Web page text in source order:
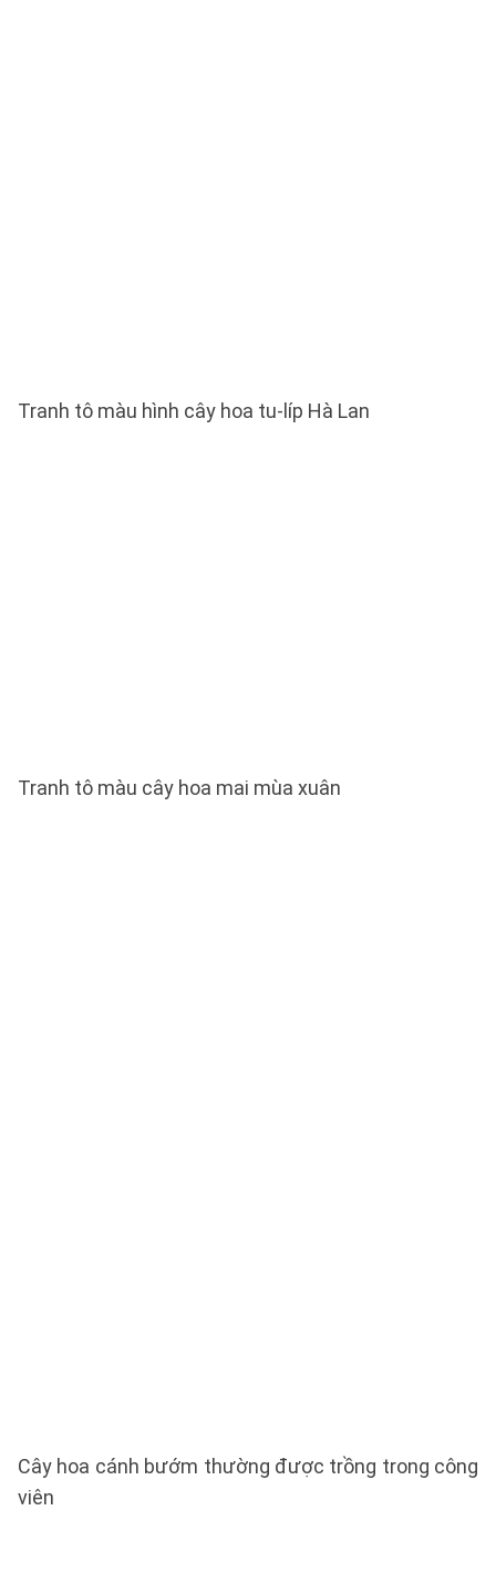
Tranh tô màu hình cây hoa tu-líp Hà Lan
Tranh tô màu cây hoa mai mùa xuân
Cây hoa cánh bướm thường được trồng trong công
viên